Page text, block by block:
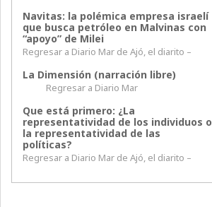
Navitas: la polémica empresa israelí
que busca petróleo en Malvinas con
“apoyo” de Milei
Regresar a Diario Mar de Ajó, el diarito –
La Dimensión (narración libre)
Regresar a Diario Mar
Que está primero: ¿La
representatividad de los individuos o
la representatividad de las
políticas?
Regresar a Diario Mar de Ajó, el diarito –